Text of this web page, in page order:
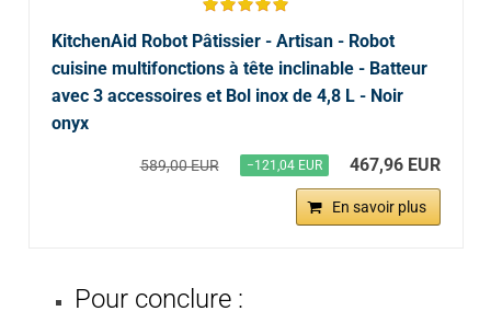
KitchenAid Robot Pâtissier - Artisan - Robot
cuisine multifonctions à tête inclinable - Batteur
avec 3 accessoires et Bol inox de 4,8 L - Noir
onyx
589,00 EUR −121,04 EUR 467,96 EUR
En savoir plus
Pour conclure :